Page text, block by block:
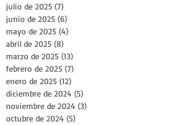
julio de 2025 (7)
junio de 2025 (6)
mayo de 2025 (4)
abril de 2025 (8)
marzo de 2025 (13)
febrero de 2025 (7)
enero de 2025 (12)
diciembre de 2024 (5)
noviembre de 2024 (3)
octubre de 2024 (5)